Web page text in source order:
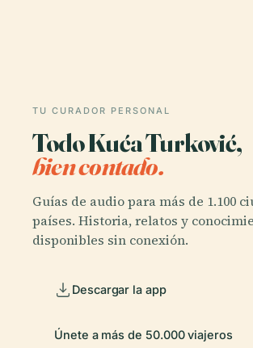
TU CURADOR PERSONAL
Todo Kuća Turković,
bien contado.
Guías de audio para más de 1.100
países. Historia, relatos y
disponibles sin conexión.
Descargar la app
Únete a más de 50.000 viajeros